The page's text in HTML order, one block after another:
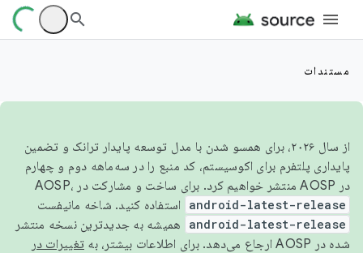
مستندات
از سال ۲۰۲۶، برای همسو شدن با مدل توسعه پایدار ترانک و تضمین
پایداری پلتفرم برای اکوسیستم، کد منبع را در سه‌ماهه دوم و چهارم
در AOSP منتشر خواهیم کرد. برای ساخت و مشارکت در AOSP،
android-latest-release استفاده کنید. شاخه مانیفست
android-latest-release
همیشه به جدیدترین نسخه منتشر
شده در AOSP ارجاع می‌دهد. برای اطلاعات بیشتر، به
تغییرات در